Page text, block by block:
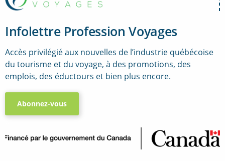
Infolettre Profession Voyages
Accès privilégié aux nouvelles de l’industrie québécoise
du tourisme et du voyage, à des promotions, des
emplois, des éductours et bien plus encore.
Abonnez-vous